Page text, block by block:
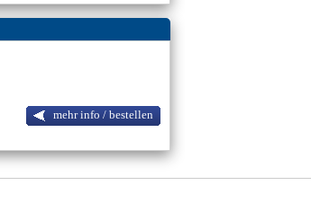
mehr info / bestellen